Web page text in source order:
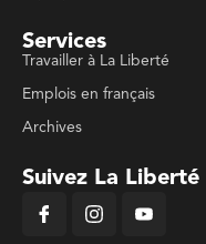
Services
Travailler à La Liberté
Emplois en français
Archives
Suivez La Liberté